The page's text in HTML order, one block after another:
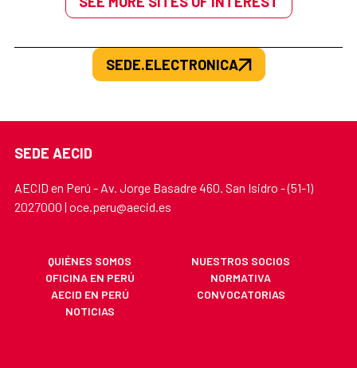
SEDE.ELECTRONICA
SEDE AECID
AECID en Perú - Av. Jorge Basadre 460. San Isidro - (51-1)
2027000 | oce.peru@aecid.es
QUIÉNES SOMOS
NUESTROS SOCIOS
OFICINA EN PERÚ
NORMATIVA
AECID EN PERÚ
CONVOCATORIAS
NOTICIAS